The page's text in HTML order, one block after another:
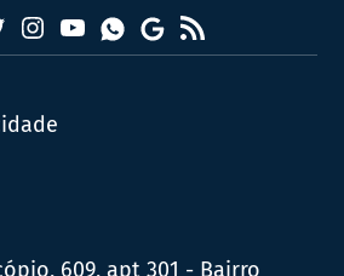
Instagram
YouTubeWhatsapp
Google
News
RSS
609, apt 301 - Bairro